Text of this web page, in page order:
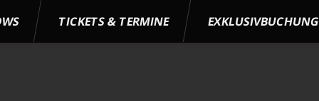
TICKETS & TERMINE EXKLUSIVBUCHUNG